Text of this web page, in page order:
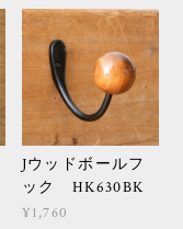
Jウッドボールフ
ック HK630BK
¥1,760